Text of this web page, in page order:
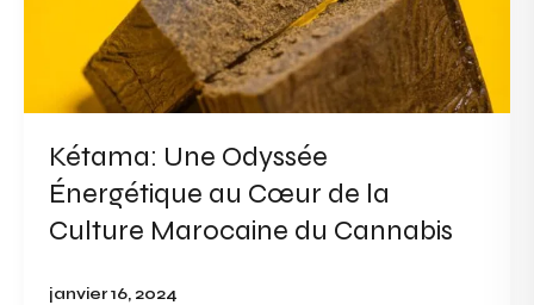
Kétama: Une Odyssée
Énergétique au Cœur de la
Culture Marocaine du Cannabis
janvier 16, 2024
Culture
du
Cannabis